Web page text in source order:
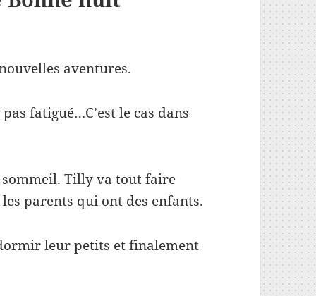
aventures.
fatigué…C’est le cas dans
Tilly va tout faire
parents qui ont des enfants.
leur petits et finalement